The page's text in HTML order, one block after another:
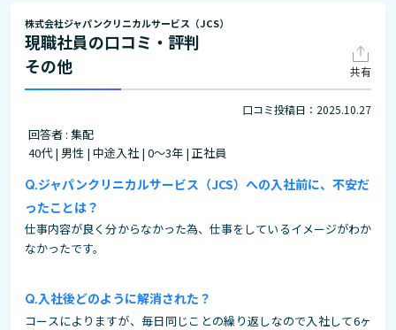
株式会社ジャパンクリニカルサービス（JCS）
現職社員の口コミ・評判
その他
共有
口コミ投稿日：2025.10.27
回答者 : 集配
40代 | 男性 | 中途入社 | 0～3年 | 正社員
ジャパンクリニカルサービス（JCS）への入社前に、不安だ
ったことは？
仕事内容が良く分からなかった為、仕事をしているイメージがわか
なかったです。
入社後どのように解消された？
コースによりますが、毎日同じことの繰り返しなので入社して6ヶ